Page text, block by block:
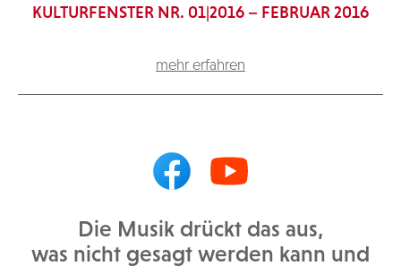
KULTURFENSTER NR. 01|2016 – FEBRUAR 2016
mehr erfahren
Die Musik drückt das aus,
was nicht gesagt werden kann und